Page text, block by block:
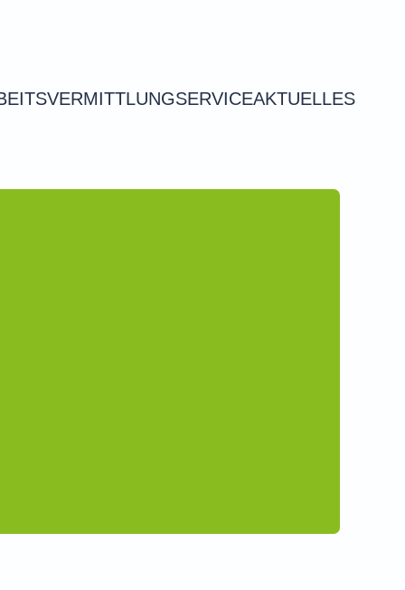
SERVICEAKTUELLES